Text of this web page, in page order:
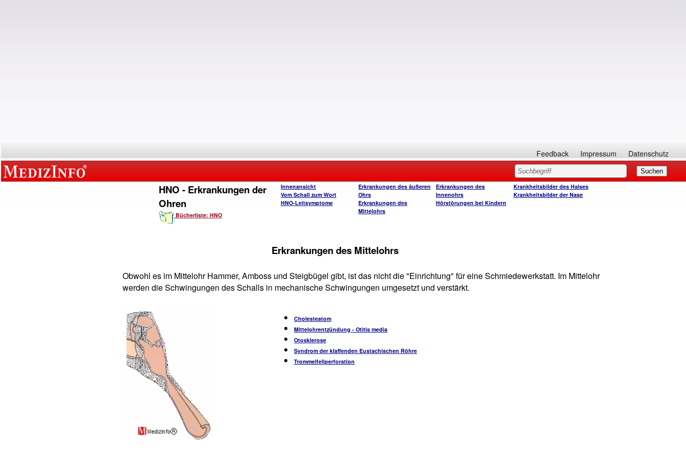
Feedback Impressum Datenschutz
HNO - Erkrankungen der
Ohren
Bücherliste: HNO
Innenansicht
Vom Schall zum Wort
HNO-Leitsymptome
Erkrankungen des äußeren
Ohrs
Erkrankungen des
Mittelohrs
Erkrankungen des
Innenohrs
Hörstörungen bei Kindern
Krankheitsbilder des Halses
Krankheitsbilder der Nase
Erkrankungen des Mittelohrs
Obwohl es im Mittelohr Hammer, Amboss und Steigbügel gibt, ist das nicht die "Einrichtung" für eine Schmiedewerkstatt. Im Mittelohr
werden die Schwingungen des Schalls in mechanische Schwingungen umgesetzt und verstärkt.
Cholesteatom
Mittelohrentzündung - Otitis media
Otosklerose
Syndrom der klaffenden Eustachischen Röhre
Trommelfellperforation